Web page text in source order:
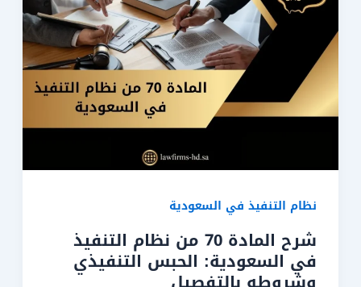
نظام التنفيذ في السعودية
شرح المادة 70 من نظام التنفيذ
في السعودية: الحبس التنفيذي